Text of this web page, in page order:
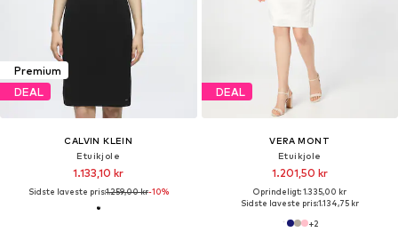
Premium
DEAL
CALVIN KLEIN
Etuikjole
1.133,10 kr
Sidste laveste pris:1.259,00 kr-10%
DEAL
VERA MONT
Etuikjole
1.201,50 kr
Oprindeligt: 1.335,00 kr
Sidste laveste pris:1.134,75 kr
+2